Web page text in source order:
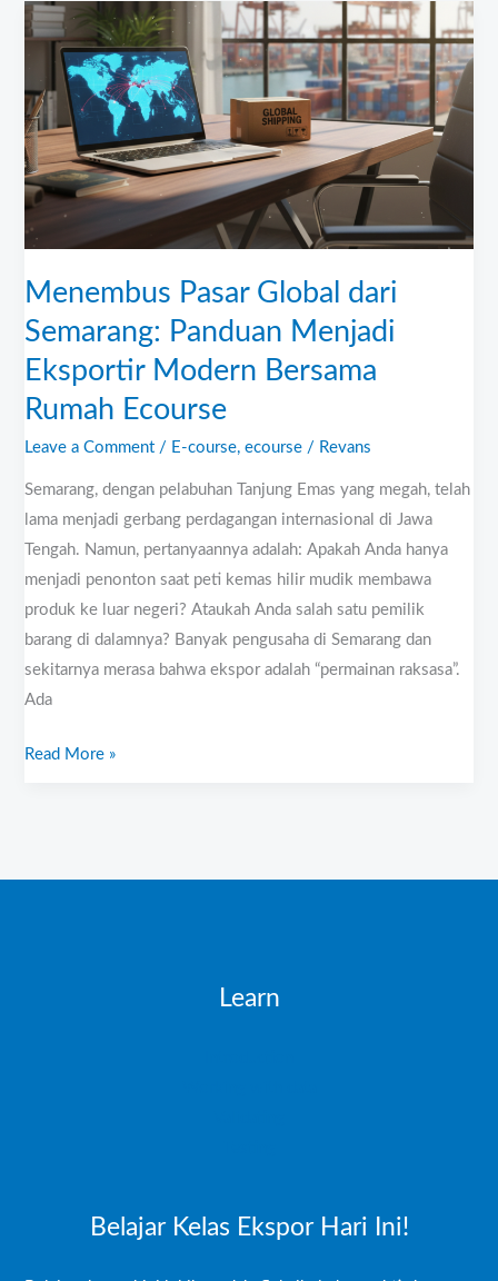
Menembus Pasar Global dari
Semarang: Panduan Menjadi
Eksportir Modern Bersama
Rumah Ecourse
Leave a Comment / E-course,ecourse / Revans
Semarang, dengan pelabuhan Tanjung Emas yang megah, telah
lama menjadi gerbang perdagangan internasional di Jawa
Tengah. Namun, pertanyaannya adalah: Apakah Anda hanya
menjadi penonton saat peti kemas hilir mudik membawa
produk ke luar negeri? Ataukah Anda salah satu pemilik
barang di dalamnya? Banyak pengusaha di Semarang dan
sekitarnya merasa bahwa ekspor adalah “permainan raksasa”.
Ada
Menembus
Pasar
Global
dari
Semarang:
Panduan
Menjadi
Eksportir
Bersama
Rumah
Ecourse
Read More »
Learn
Belajar Kelas Ekspor Hari Ini!